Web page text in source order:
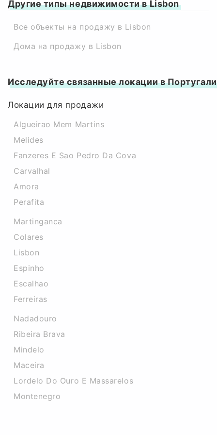
Другие типы недвижимости в Lisbon
Все объекты на продажу в Lisbon
Дома на продажу в Lisbon
Исследуйте связанные локации в
Локации для продажи
Algueirao Mem Martins
Melides
Fanzeres E Sao Pedro Da Cova
Carvalhal
Amora
Perafita
Martinganca
Colares
Lisbon
Espinho
Escalhao
Ferreiras
Nadadouro
Ribeira Brava
Mindelo
Maceira
Lordelo Do Ouro E Massarelos
Montenegro